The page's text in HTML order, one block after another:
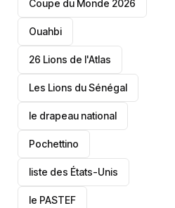
‎Coupe du Monde 2026
Ouahbi
26 Lions de l'Atlas
Les Lions du Sénégal
le drapeau national
Pochettino
liste des États-Unis
le PASTEF